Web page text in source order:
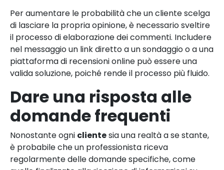
Per aumentare le probabilità che un cliente scelga
di lasciare la propria opinione, è necessario sveltire
il processo di elaborazione dei commenti. Includere
nel messaggio un link diretto a un sondaggio o a una
piattaforma di recensioni online può essere una
valida soluzione, poiché rende il processo più fluido.
Dare una risposta alle
domande frequenti
Nonostante ogni clientesia una realtà a se stante,
è probabile che un professionista riceva
regolarmente delle domande specifiche, come